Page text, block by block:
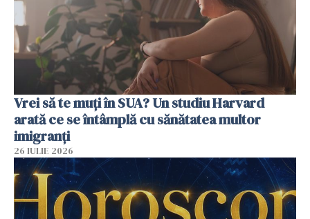
Vrei să te muți în SUA? Un studiu Harvard
arată ce se întâmplă cu sănătatea multor
imigranți
26 IULIE 2026